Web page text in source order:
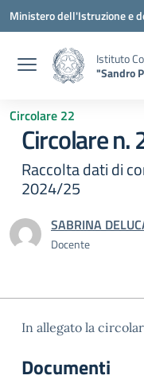
Vai ai contenuti
Vai al menu di navigazione
Vai al footer
Ministero dell'Istruzione e
Istituto
"Sandro
Circolare 22
Circolare n.
Raccolta dati di
2024/25
SABRINA
Docente
In allegato la
Documenti